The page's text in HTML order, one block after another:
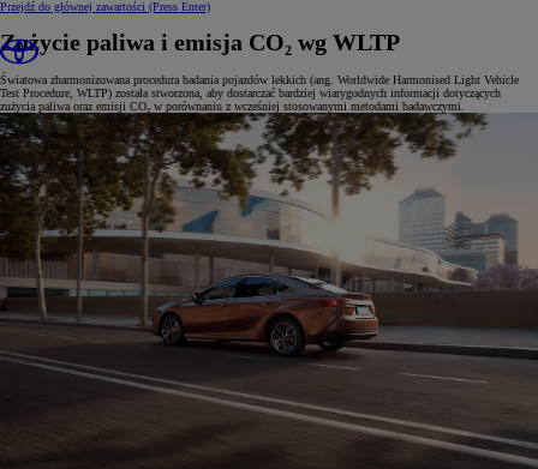
Przejdź do głównej zawartości (Press Enter)
Zużycie paliwa i emisja CO₂ wg WLTP
Światowa zharmonizowana procedura badania pojazdów lekkich (ang. Worldwide Harmonised Light Vehicle
Test Procedure, WLTP) została stworzona, aby dostarczać bardziej wiarygodnych informacji dotyczących
zużycia paliwa oraz emisji CO₂ w porównaniu z wcześniej stosowanymi metodami badawczymi.